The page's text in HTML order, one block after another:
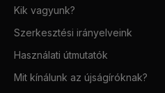
Kik vagyunk?
Szerkesztési irányelveink
Használati útmutatók
Mit kínálunk az újságíróknak?